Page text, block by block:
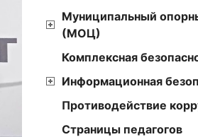
Муниципальный
(МОЦ)
Комплексная
Информационная
Противодействие
Страницы педагогов